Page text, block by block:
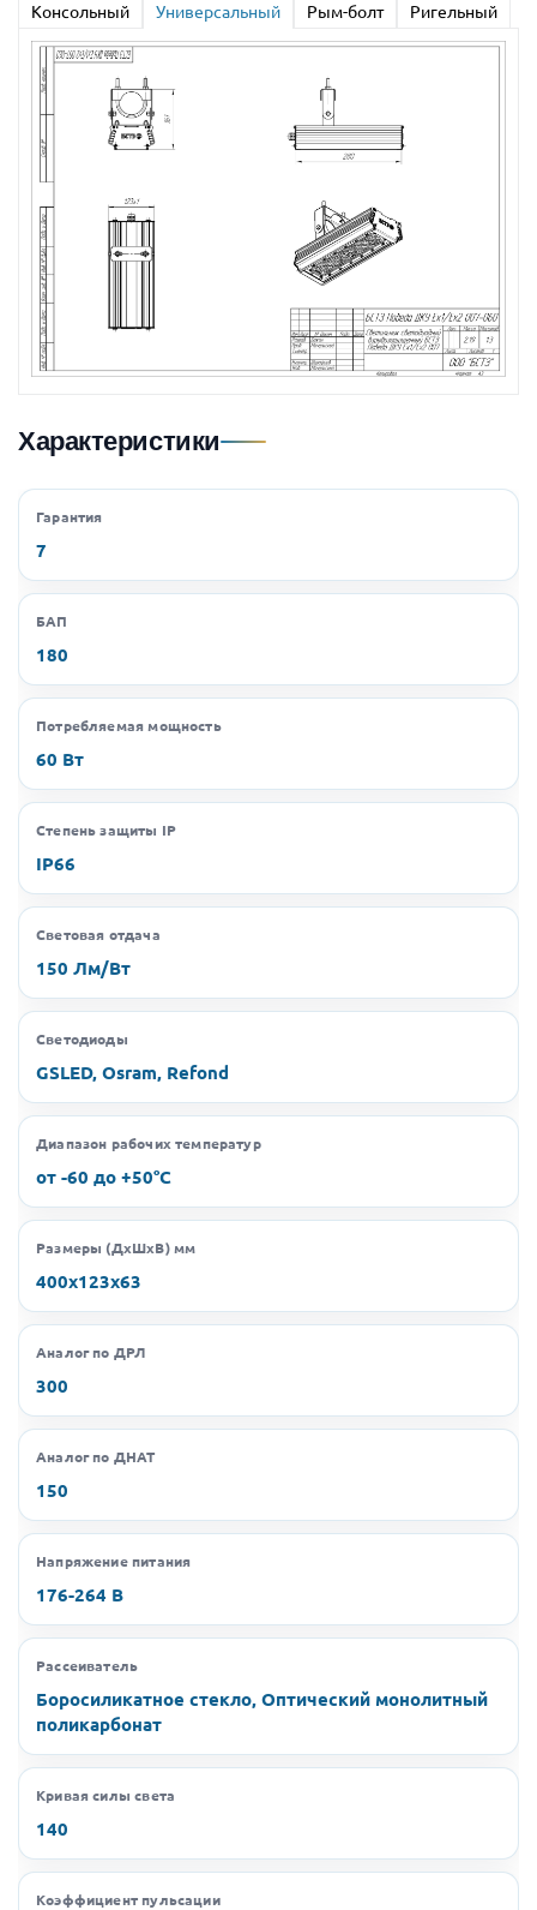
Консольный Универсальный Рым-болт Ригельный
Характеристики
Гарантия
7
БАП
180
Потребляемая мощность
60 Вт
Степень защиты IP
IP66
Световая отдача
150 Лм/Вт
Светодиоды
GSLED, Osram, Refond
Диапазон рабочих температур
от -60 до +50°C
Размеры (ДхШхВ) мм
400х123х63
Аналог по ДРЛ
300
Аналог по ДНАТ
150
Напряжение питания
176-264 В
Рассеиватель
Боросиликатное стекло, Оптический монолитный
поликарбонат
Кривая силы света
140
Коэффициент пульсации